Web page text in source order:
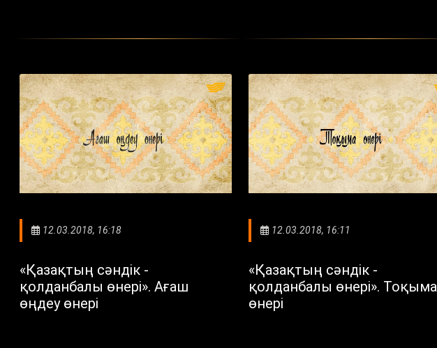
12.03.2018, 16:18
«Қазақтың сәндік -
қолданбалы өнері». Ағаш
өңдеу өнері
12.03.2018, 16:11
«Қазақтың сәндік -
қолданбалы өнері». Тоқыма
өнері